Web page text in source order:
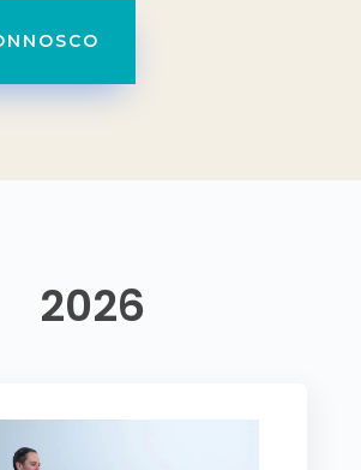
2026